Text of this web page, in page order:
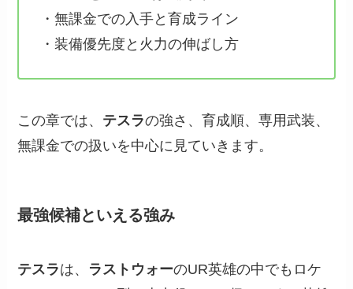
・無課金での入手と育成ライン
・装備優先度と火力の伸ばし方
この章では、 テスラの強さ、育成順、専用武装、
無課金での扱いを中心に見ていきます。
最強候補といえる強み
テスラは、 ラストウォーのUR英雄の中でもロケ